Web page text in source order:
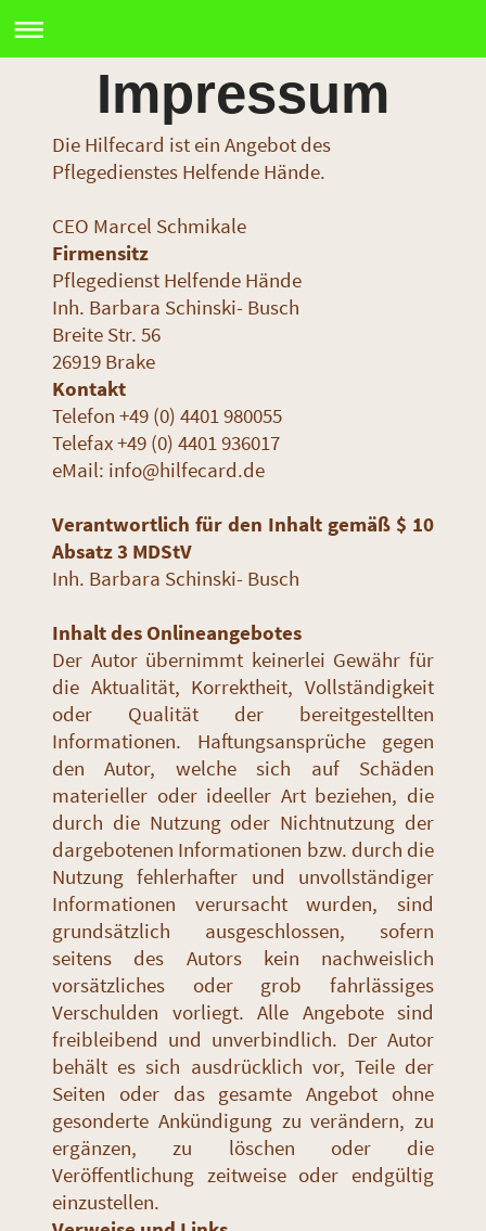
Impressum
Die Hilfecard ist ein Angebot des
Pflegedienstes Helfende Hände.
CEO Marcel Schmikale
Firmensitz
Pflegedienst Helfende Hände
Inh. Barbara Schinski- Busch
Breite Str. 56
26919 Brake
Kontakt
Telefon +49 (0) 4401 980055
Telefax +49 (0) 4401 936017
eMail: info@hilfecard.de
Verantwortlich für den Inhalt gemäß $ 10
Absatz 3 MDStV
Inh. Barbara Schinski- Busch
Inhalt des Onlineangebotes
Der Autor übernimmt keinerlei Gewähr für
die Aktualität, Korrektheit, Vollständigkeit
oder Qualität der bereitgestellten
Informationen. Haftungsansprüche gegen
den Autor, welche sich auf Schäden
materieller oder ideeller Art beziehen, die
durch die Nutzung oder Nichtnutzung der
dargebotenen Informationen bzw. durch die
Nutzung fehlerhafter und unvollständiger
Informationen verursacht wurden, sind
grundsätzlich ausgeschlossen, sofern
seitens des Autors kein nachweislich
vorsätzliches oder grob fahrlässiges
Verschulden vorliegt. Alle Angebote sind
freibleibend und unverbindlich. Der Autor
behält es sich ausdrücklich vor, Teile der
Seiten oder das gesamte Angebot ohne
gesonderte Ankündigung zu verändern, zu
ergänzen, zu löschen oder die
Veröffentlichung zeitweise oder endgültig
einzustellen.